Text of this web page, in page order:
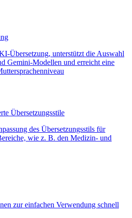
Übersetzung, unterstützt die Auswahl
Gemini-Modellen und erreicht eine
Übersetzungsstile
des Übersetzungsstils für
wie z. B. den Medizin- und
zur einfachen Verwendung schnell